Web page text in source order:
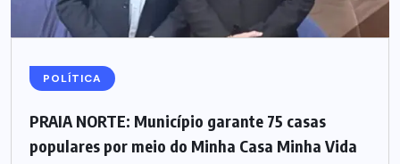
POLÍTICA
PRAIA NORTE: Município garante 75 casas
populares por meio do Minha Casa Minha Vida